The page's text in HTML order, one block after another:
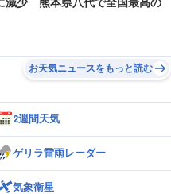
お天気ニュースをもっと読む
2週間天気
ゲリラ雷雨レーダー
気象衛星